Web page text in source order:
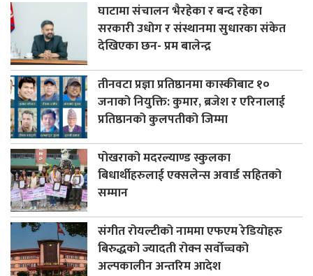
घाटामा संचालन भैरहेका र बन्द रहेका
सरकारी उधोग र संस्थानमा सुधारका संकेत
देखिएका छन- प्रम बालेन्द्र
तीनवटा प्रज्ञा प्रतिष्ठानमा कास्कीबाट १०
जनाको नियुक्ति: कुमार, ब्रजेश र एरिनालाई
प्रतिष्ठानको कुलपतीको जिम्मा
पोखराको मदरल्याण्ड स्कुलका
बिधार्थीहरुलाई एक्सलेन्स अवार्ड सहितको
सम्मान
संगीत रोयल्टीको नाममा एफएम रेडियोहरु
बिरुद्धको ज्यादती रोक्न सर्वोच्चको
अल्पकालीन अन्तरिम आदेश